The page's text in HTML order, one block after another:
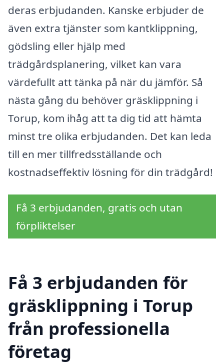
deras erbjudanden. Kanske erbjuder de
även extra tjänster som kantklippning,
gödsling eller hjälp med
trädgårdsplanering, vilket kan vara
värdefullt att tänka på när du jämför. Så
nästa gång du behöver gräsklippning i
Torup, kom ihåg att ta dig tid att hämta
minst tre olika erbjudanden. Det kan leda
till en mer tillfredsställande och
kostnadseffektiv lösning för din trädgård!
Få 3 erbjudanden, gratis och utan
förpliktelser
Få 3 erbjudanden för
gräsklippning i Torup
från professionella
företag